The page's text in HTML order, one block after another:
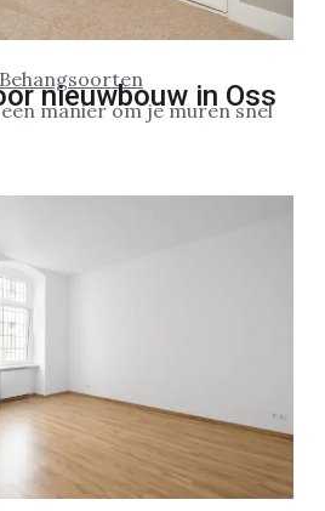
Behangsoorten
nieuwbouw in Oss
manier om je muren snel